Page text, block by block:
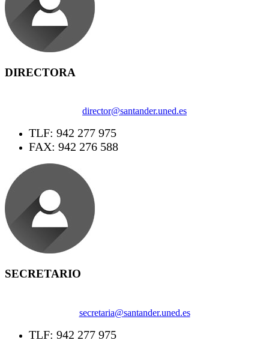
DIRECTORA
director@santander.uned.es
TLF: 942 277 975
FAX: 942 276 588
SECRETARIO
secretaria@santander.uned.es
TLF: 942 277 975